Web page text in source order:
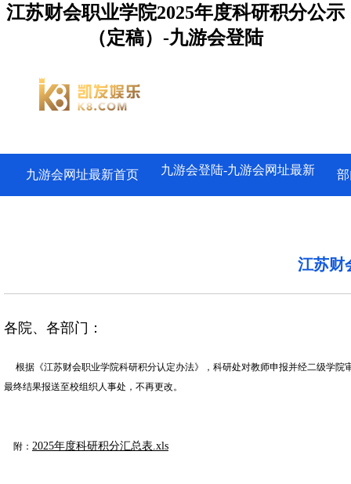
江苏财会职业学院2025年度科研积分公示
（定稿）-九游会登陆
九游会网址最新首页 九游会登陆-九游会网址最新
江苏财
各院、各部门：
根据 《江苏财会职业学院科研积分认定办法》，科研处对教师申报并经二级学
最终结果报送至校组织人事处，不再更改。
附： 2025年度科研积分汇总表.xls